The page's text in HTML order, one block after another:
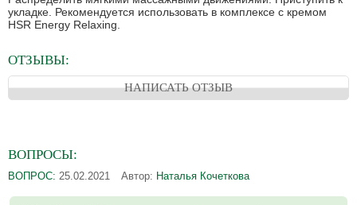
укладке. Рекомендуется использовать в комплексе с кремом
HSR Energy Relaxing.
ОТЗЫВЫ:
НАПИСАТЬ ОТЗЫВ
ВОПРОСЫ:
ВОПРОС: 25.02.2021 Автор: Наталья Кочеткова